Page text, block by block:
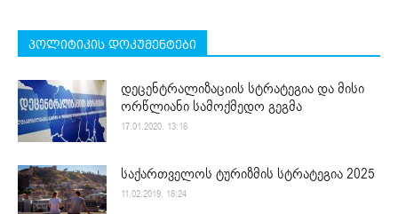
პოლიტიკის დოკუმენტები
დეცენტრალიზაციის სტრატეგია და მისი
ორწლიანი სამოქმედო გეგმა
17.01.2020. 13:16
საქართველოს ტურიზმის სტრატეგია 2025
11.02.2019. 18:24